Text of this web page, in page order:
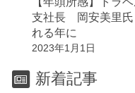
支社長 岡安美里
れる年に
2023年1月1日
新着記事